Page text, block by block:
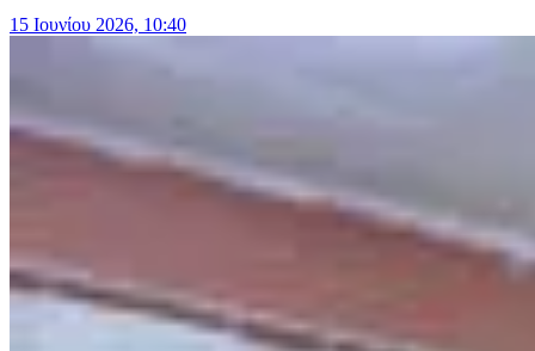
15 Ιουνίου 2026, 10:40